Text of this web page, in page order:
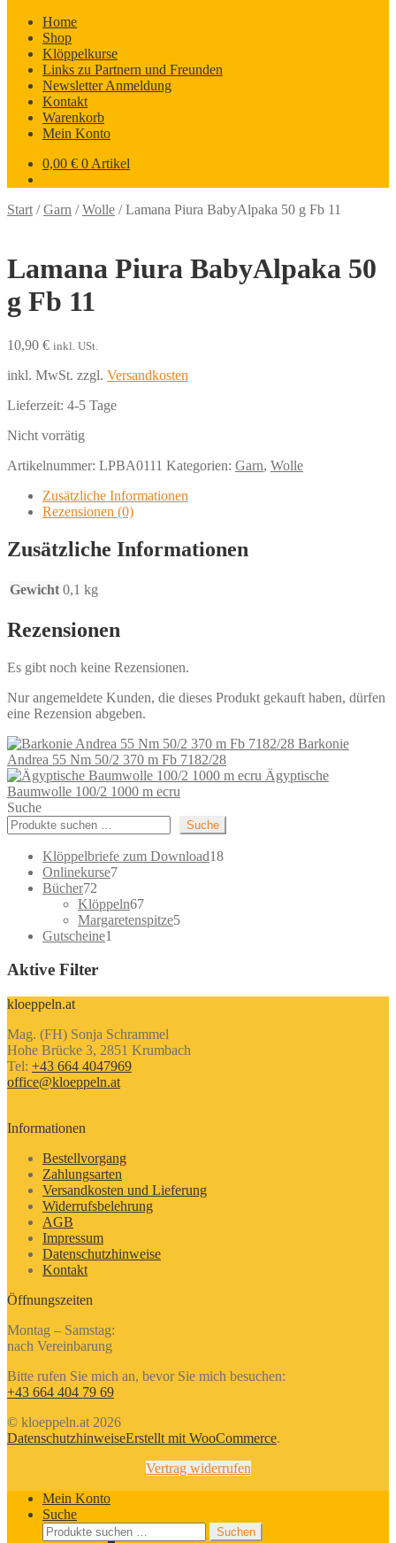
Home
Shop
Klöppelkurse
Links zu Partnern und Freunden
Newsletter Anmeldung
Kontakt
Warenkorb
Mein Konto
0,00 € 0 Artikel
Start /Garn /Wolle /Lamana Piura BabyAlpaka 50 g Fb 11
Lamana Piura BabyAlpaka 50
g Fb 11
10,90 € inkl. USt.
inkl. MwSt. zzgl. Versandkosten
Lieferzeit: 4-5 Tage
Nicht vorrätig
Artikelnummer: LPBA0111 Kategorien: Garn, Wolle
Zusätzliche Informationen
Rezensionen (0)
Zusätzliche Informationen
Gewicht 0,1 kg
Rezensionen
Es gibt noch keine Rezensionen.
Nur angemeldete Kunden, die dieses Produkt gekauft haben, dürfen
eine Rezension abgeben.
Barkonie
Andrea 55 Nm 50/2 370 m Fb 7182/28
Ägyptische
Baumwolle 100/2 1000 m ecru
Suche
Suche
Klöppelbriefe zum Download1818
Onlinekurse77
Bücher72
Produkte
Klöppeln6767
Produkte
Margaretenspitze55
Gutscheine1
Aktive Filter
kloeppeln.at
Mag. (FH) Sonja Schrammel
Hohe Brücke 3, 2851 Krumbach
Tel: +43 664 4047969
office@kloeppeln.at
Informationen
Bestellvorgang
Zahlungsarten
Versandkosten und Lieferung
Widerrufsbelehrung
AGB
Impressum
Datenschutzhinweise
Kontakt
Öffnungszeiten
Montag – Samstag:
nach Vereinbarung
Bitte rufen Sie mich an, bevor Sie mich besuchen:
+43 664 404 79 69
© kloeppeln.at 2026
DatenschutzhinweiseErstellt mit WooCommerce.
Vertrag widerrufen
Mein Konto
Suche
Suchen
Suchen